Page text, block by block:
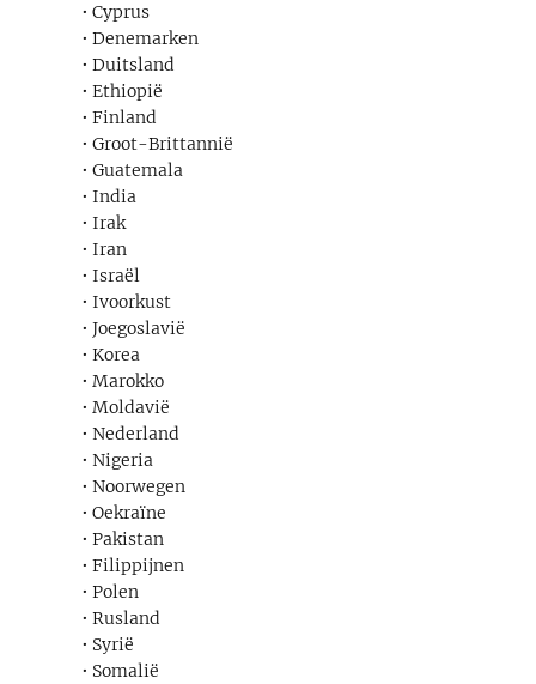
• Cyprus
• Denemarken
• Duitsland
• Ethiopië
• Finland
• Groot-Brittannië
• Guatemala
• India
• Irak
• Iran
• Israël
• Ivoorkust
• Joegoslavië
• Korea
• Marokko
• Moldavië
• Nederland
• Nigeria
• Noorwegen
• Oekraïne
• Pakistan
• Filippijnen
• Polen
• Rusland
• Syrië
• Somalië